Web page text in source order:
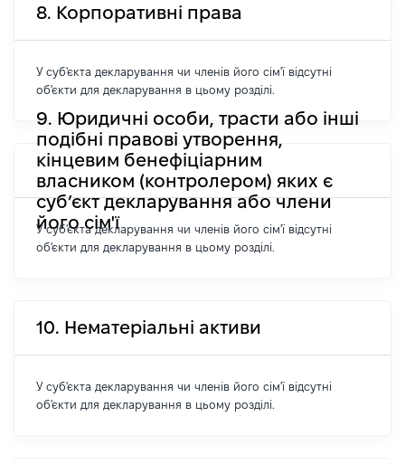
8. Корпоративні права
У суб'єкта декларування чи членів його сім'ї відсутні
об'єкти для декларування в цьому розділі.
9. Юридичні особи, трасти або інші
подібні правові утворення,
кінцевим бенефіціарним
власником (контролером) яких є
суб’єкт декларування або члени
його сім'ї
У суб'єкта декларування чи членів його сім'ї відсутні
об'єкти для декларування в цьому розділі.
10. Нематеріальні активи
У суб'єкта декларування чи членів його сім'ї відсутні
об'єкти для декларування в цьому розділі.